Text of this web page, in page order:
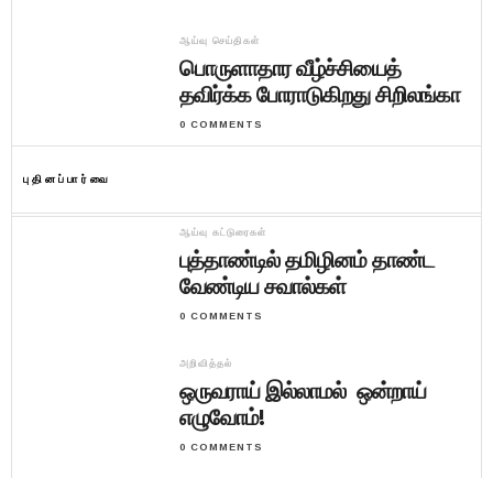
ஆய்வு செய்திகள்
பொருளாதார வீழ்ச்சியைத்
தவிர்க்க போராடுகிறது சிறிலங்கா
0 COMMENTS
புதினப்பார்வை
ஆய்வு கட்டுரைகள்
புத்தாண்டில் தமிழினம் தாண்ட
வேண்டிய சவால்கள்
0 COMMENTS
அறிவித்தல்
ஒருவராய் இல்லாமல் ஒன்றாய்
எழுவோம்!
0 COMMENTS